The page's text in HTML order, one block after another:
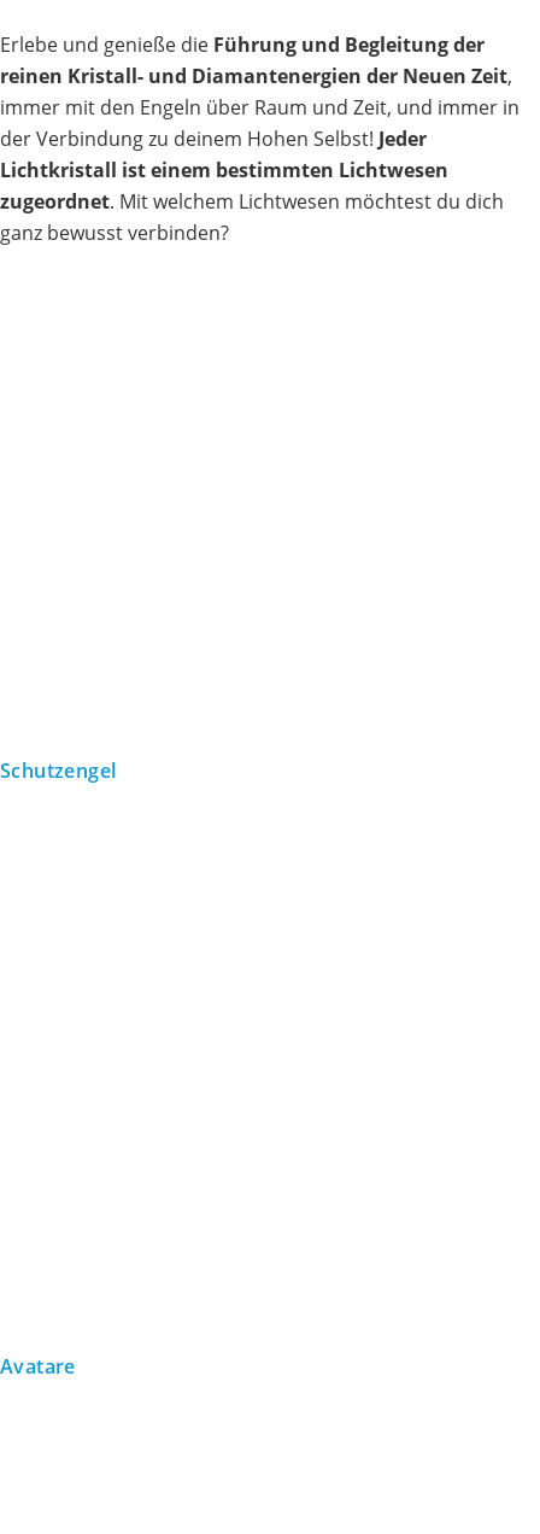
Erlebe und genieße die Führung und Begleitung der
reinen Kristall- und Diamantenergien der Neuen Zeit,
immer mit den Engeln über Raum und Zeit, und immer in
der Verbindung zu deinem Hohen Selbst! Jeder
Lichtkristall ist einem bestimmten Lichtwesen
zugeordnet. Mit welchem Lichtwesen möchtest du dich
ganz bewusst verbinden?
Schutzengel
Avatare